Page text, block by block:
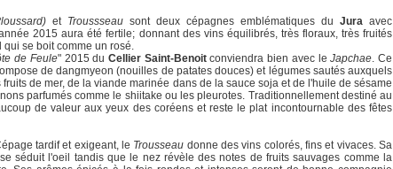
et Troussseau sont deux cépagnes emblématiques du Jura avec
2015 aura été fertile; donnant des vins équilibrés, très floraux, très fruités
qui se boit comme un rosé.
de Feule" 2015 duCellier Saint-Benoitconviendra bien avec leJapchae. Ce
de dangmyeon (nouilles de patates douces) et légumes sautés auxquels
fruits de mer, de la viande marinée dans de la sauce soja et de l'huile de sésame
parfumés comme le shiitake ou les pleurotes. Traditionnellement destiné au
de valeur aux yeux des coréens et reste le plat incontournable des fêtes
tardif et exigeant, le Trousseau donne des vins colorés, fins et vivaces. Sa
séduit l'oeil tandis que le nez révèle des notes de fruits sauvages comme la